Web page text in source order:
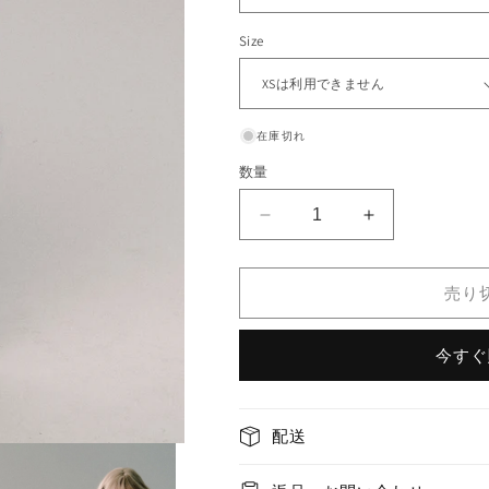
Size
在庫切れ
数量
nu327
&quot;Spring
Prose
black
waist
skirt
数
nu327
&quot;Spring
Prose
Poetry&quot;
black
waist
数
売り
今す
配送